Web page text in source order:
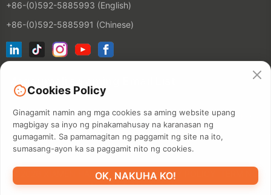
+86-(0)592-5885993 (English)
+86-(0)592-5885991 (Chinese)
Magsumali sa aming Email List
©2026 XIAMEN HANIN CO., LTD.PRIVACY POLICY
TERM NG
PAGGAMIT STOCK LABEL
Cookies Policy
Ginagamit namin ang mga cookies sa aming website upang
magbigay sa inyo ng pinakamahusay na karanasan ng
gumagamit. Sa pamamagitan ng paggamit ng site na ito,
sumasang-ayon ka sa paggamit nito ng cookies.
OK, NAKUHA KO!